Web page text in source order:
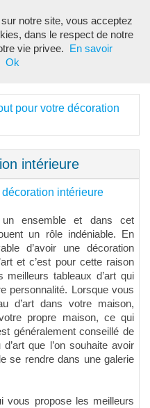
pour votre décoration
intérieure
décoration intérieure
un ensemble et dans cet
un rôle indéniable. En
d’avoir une décoration
et c’est pour cette raison
tableaux d’art qui
personnalité. Lorsque vous
d’art dans votre maison,
propre maison, ce qui
généralement conseillé de
que l’on souhaite avoir
se rendre dans une galerie
vous propose les meilleurs
notre site, vous acceptez
dans le respect de notre
vie privee.
En savoir
Ok